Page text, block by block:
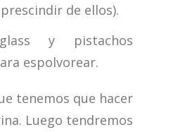
de ellos).
y pistachos
espolvorear.
tenemos que hacer
Luego tendremos